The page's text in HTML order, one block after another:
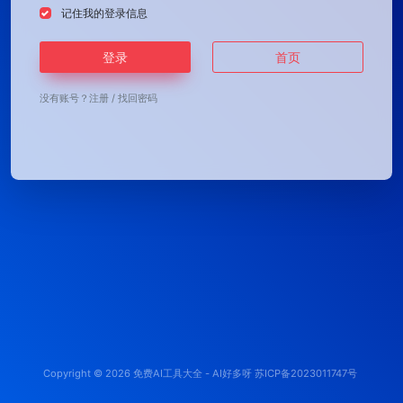
记住我的登录信息
登录 首页
没有账号？ 注册 / 找回密码
Copyright © 2026 免费AI工具大全 - AI好多呀 苏ICP备2023011747号